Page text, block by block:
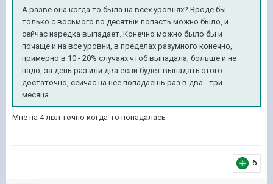
А разве она когда то была на всех уровнях? Вроде бы
только с восьмого по десятый попасть можно было, и
сейчас изредка выпадает. Конечно можно было бы и
почаще и на все уровни, в пределах разумного конечно,
примерно в 10 - 20% случаях чтоб выпадала, больше и не
надо, за день раз или два если будет выпадать этого
достаточно, сейчас на неё попадаешь раз в два - три
месяца.
Мне на 4 лвл точно когда-то попадалась
6